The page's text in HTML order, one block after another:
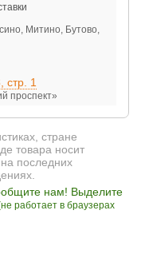
Митино, Бутово,
стр. 1
проспект»
стране
товара носит
последних
нам! Выделите
работает в браузерах